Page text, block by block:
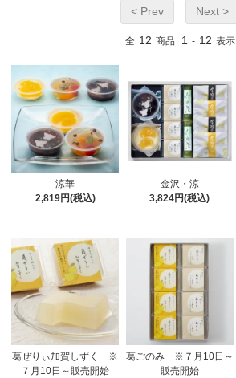
< Prev Next >
全 12 商品 1 - 12 表示
涼華
2,819円(税込)
金沢・涼
3,824円(税込)
葛ぜりぃ加賀しずく ※
７月10日～販売開始
葛ごのみ ※７月10日～
販売開始